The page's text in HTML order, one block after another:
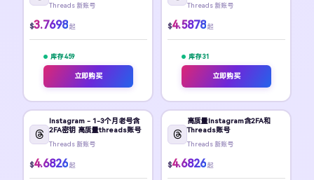
Threads 新账号
$3.7698 起
库存 459
立即购买
Threads 新账号
$4.5878 起
库存 31
立即购买
Instagram - 1-3个月老号含
2FA密钥 高质量threads账号
Threads 新账号
$4.6826 起
高质量Instagram含2FA和
Threads账号
Threads 新账号
$4.6826 起